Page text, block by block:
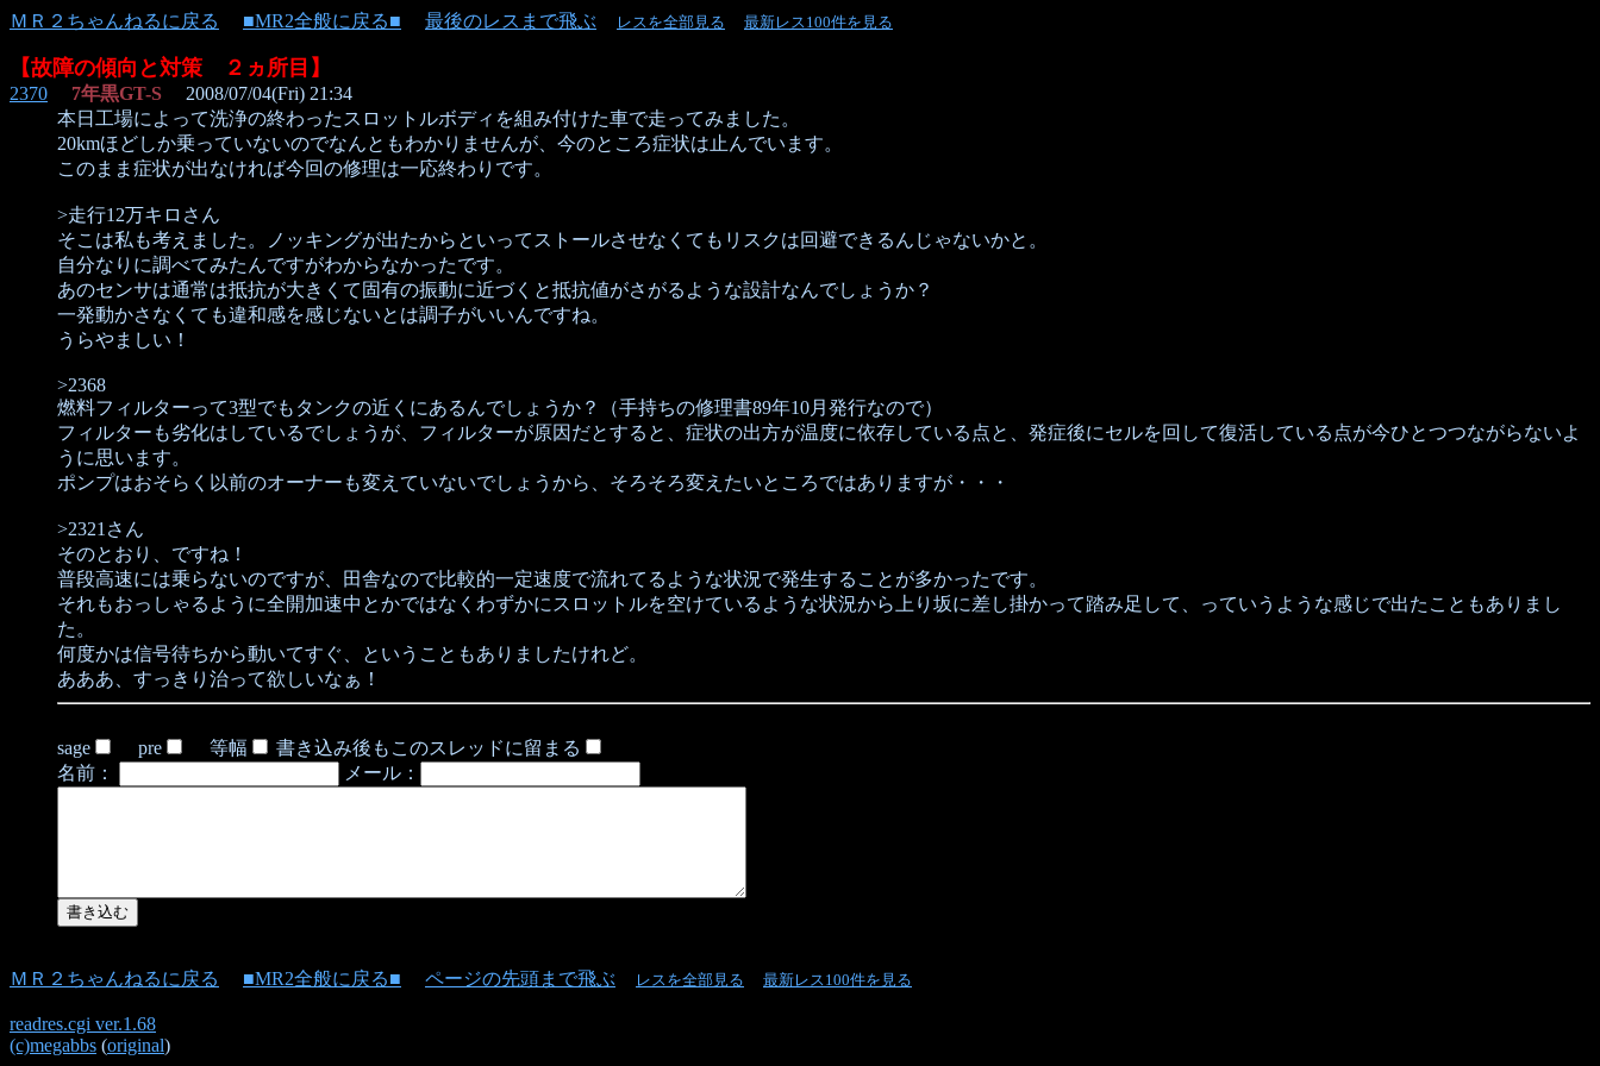
ＭＲ２ちゃんねるに戻る ■MR2全般に戻る■ 最後のレスまで飛ぶ レスを全部見る 最新レス100件を見る
【故障の傾向と対策 ２ヵ所目】
2370 7年黒GT-S 2008/07/04(Fri) 21:34
本日工場によって洗浄の終わったスロットルボディを組み付けた車で走ってみました。
20kmほどしか乗っていないのでなんともわかりませんが、今のところ症状は止んでいます。
このまま症状が出なければ今回の修理は一応終わりです。
>走行12万キロさん
そこは私も考えました。ノッキングが出たからといってストールさせなくてもリスクは回避できるんじゃないかと。
自分なりに調べてみたんですがわからなかったです。
あのセンサは通常は抵抗が大きくて固有の振動に近づくと抵抗値がさがるような設計なんでしょうか？
一発動かさなくても違和感を感じないとは調子がいいんですね。
うらやましい！
>2368
燃料フィルターって3型でもタンクの近くにあるんでしょうか？（手持ちの修理書89年10月発行なので）
フィルターも劣化はしているでしょうが、フィルターが原因だとすると、症状の出方が温度に依存している点と、発症後にセルを回して復活している点が今ひとつつながらないよ
うに思います。
ポンプはおそらく以前のオーナーも変えていないでしょうから、そろそろ変えたいところではありますが・・・
>2321さん
そのとおり、ですね！
普段高速には乗らないのですが、田舎なので比較的一定速度で流れてるような状況で発生することが多かったです。
それもおっしゃるように全開加速中とかではなくわずかにスロットルを空けているような状況から上り坂に差し掛かって踏み足して、っていうような感じで出たこともありまし
た。
何度かは信号待ちから動いてすぐ、ということもありましたけれど。
あああ、すっきり治って欲しいなぁ！
sage pre 等幅
書き込み後もこのスレッドに留まる
名前：
メール：
ＭＲ２ちゃんねるに戻る ■MR2全般に戻る■ ページの先頭まで飛ぶ レスを全部見る 最新レス100件を見る
readres.cgi ver.1.68
(c)megabbs (original)